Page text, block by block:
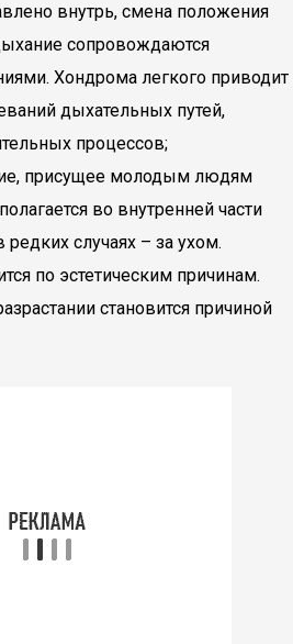
внутрь, смена положения
сопровождаются
Хондрома легкого приводит
дыхательных путей,
процессов;
присущее молодым людям
во внутренней части
случаях – за ухом.
по эстетическим причинам.
становится причиной